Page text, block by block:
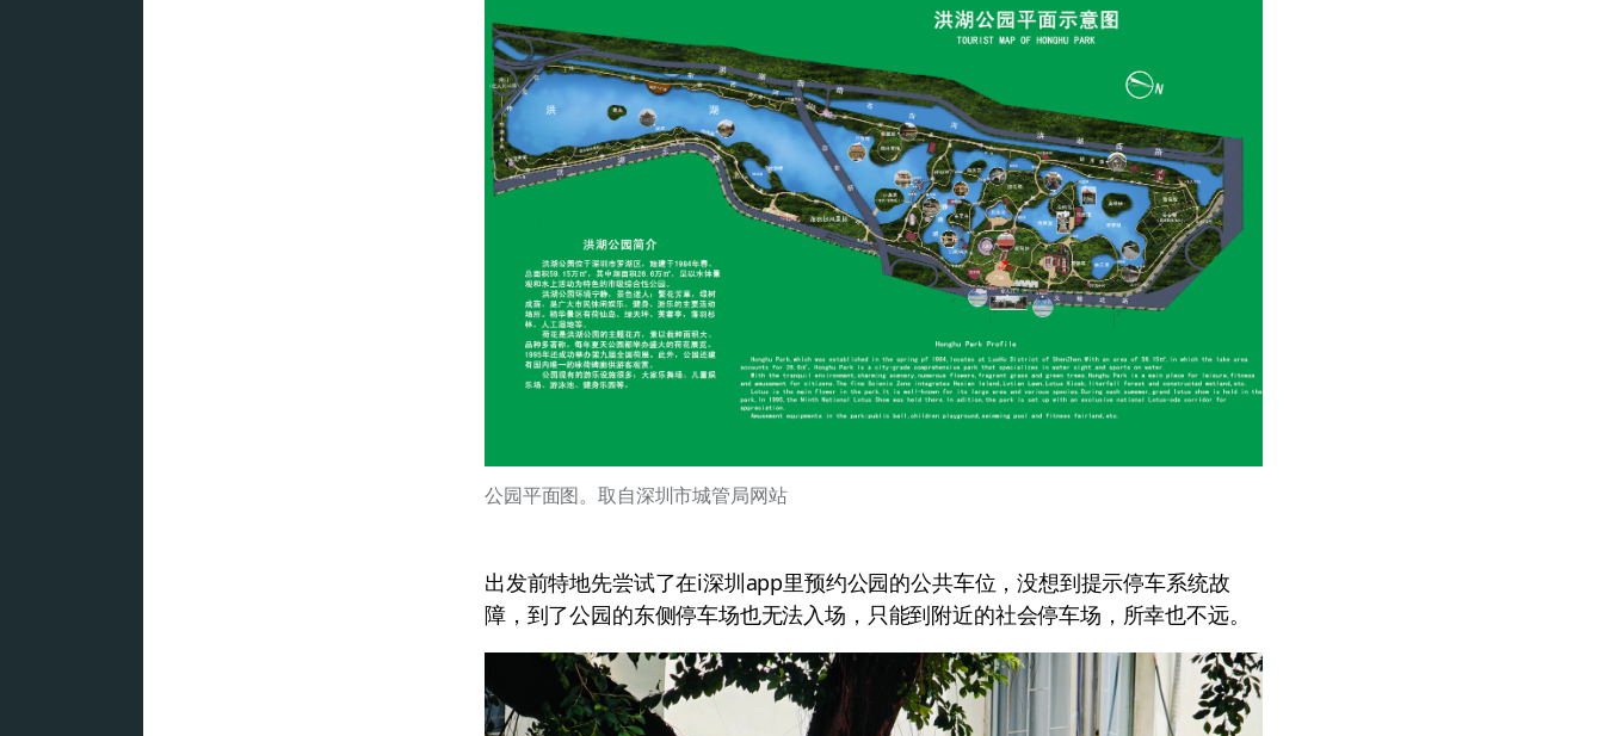
公园平面图。取自深圳市城管局网站
出发前特地先尝试了在i深圳app里预约公园的公共车位，没想到提示停车系统故
障，到了公园的东侧停车场也无法入场，只能到附近的社会停车场，所幸也不远。